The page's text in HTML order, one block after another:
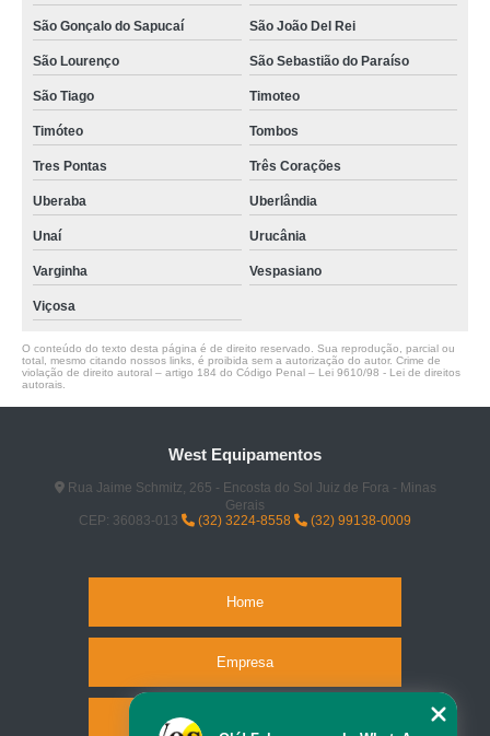
São Gonçalo do Sapucaí São João Del Rei
São Lourenço São Sebastião do Paraíso
São Tiago Timoteo
Timóteo Tombos
Tres Pontas Três Corações
Uberaba Uberlândia
Unaí Urucânia
Varginha Vespasiano
Viçosa
O conteúdo do texto desta página é de direito reservado. Sua reprodução, parcial ou
total, mesmo citando nossos links, é proibida sem a autorização do autor. Crime de
violação de direito autoral – artigo 184 do Código Penal – Lei 9610/98 - Lei de direitos
autorais
West Equipamentos
Rua Jaime Schmitz, 265 - Encosta do Sol Juiz de Fora - Minas
Gerais
CEP: 36083-013
(32) 3224-8558 (32) 99138-0009
Home
Empresa